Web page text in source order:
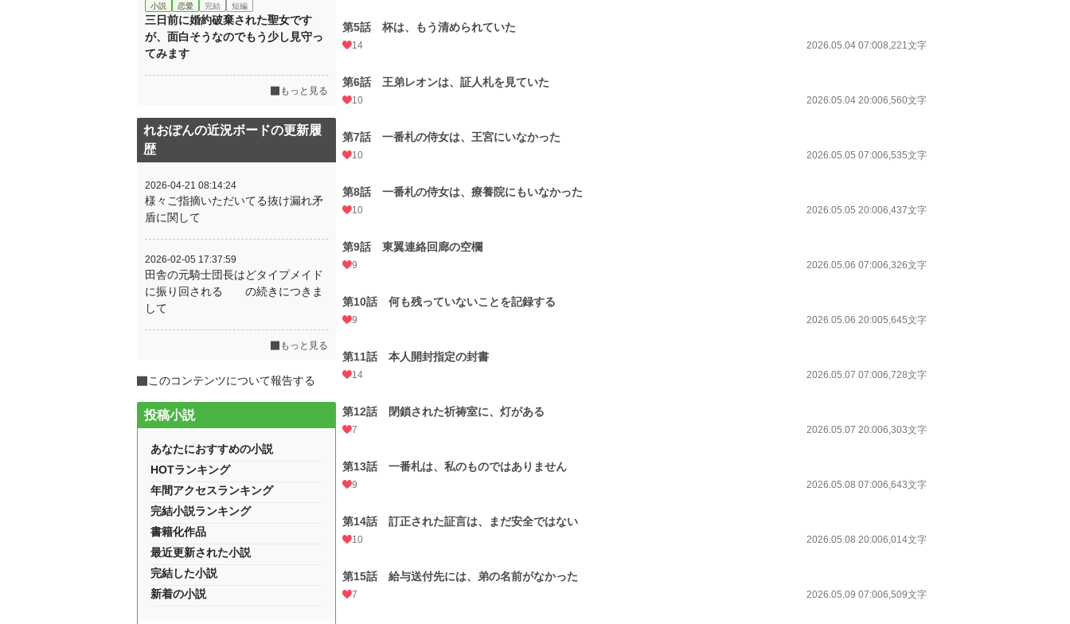
第5話 杯は、もう清められていた
14 2026.05.04 07:008,221文字
第6話 王弟レオンは、証人札を見ていた
10 2026.05.04 20:006,560文字
第7話 一番札の侍女は、王宮にいなかった
10 2026.05.05 07:006,535文字
第8話 一番札の侍女は、療養院にもいなかった
10 2026.05.05 20:006,437文字
第9話 東翼連絡回廊の空欄
9 2026.05.06 07:006,326文字
第10話 何も残っていないことを記録する
9 2026.05.06 20:005,645文字
第11話 本人開封指定の封書
14 2026.05.07 07:006,728文字
第12話 閉鎖された祈祷室に、灯がある
7 2026.05.07 20:006,303文字
第13話 一番札は、私のものではありません
9 2026.05.08 07:006,643文字
第14話 訂正された証言は、まだ安全ではない
10 2026.05.08 20:006,014文字
第15話 給与送付先には、弟の名前がなかった
7 2026.05.09 07:006,509文字
小説 恋愛 完結 短編
三日前に婚約破棄された聖女です
が、面白そうなのでもう少し見守っ
てみます
もっと見る
れおぽんの近況ボードの更新履
歴
2026-04-21 08:14:24
様々ご指摘いただいてる抜け漏れ矛
盾に関して
2026-02-05 17:37:59
田舎の元騎士団長はどタイプメイド
に振り回される の続きにつきま
して
もっと見る
このコンテンツについて報告する
投稿小説
あなたにおすすめの小説
HOTランキング
年間アクセスランキング
完結小説ランキング
書籍化作品
最近更新された小説
完結した小説
新着の小説